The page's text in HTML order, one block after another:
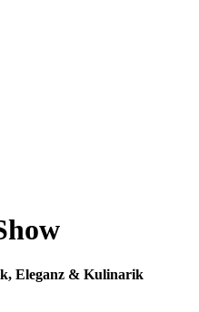
Eleganz & Kulinarik